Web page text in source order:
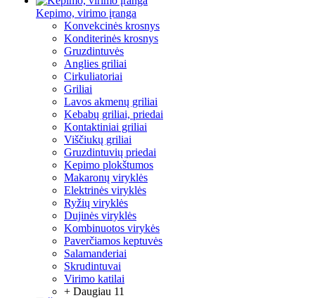
Kepimo, virimo įranga
Konvekcinės krosnys
Konditerinės krosnys
Gruzdintuvės
Anglies griliai
Cirkuliatoriai
Griliai
Lavos akmenų griliai
Kebabų griliai, priedai
Kontaktiniai griliai
Viščiukų griliai
Gruzdintuvių priedai
Kepimo plokštumos
Makaronų viryklės
Elektrinės viryklės
Ryžių viryklės
Dujinės viryklės
Kombinuotos virykės
Paverčiamos keptuvės
Salamanderiai
Skrudintuvai
Virimo katilai
+ Daugiau 11